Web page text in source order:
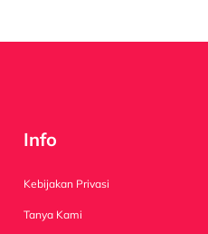
Info
Kebijakan Privasi
Tanya Kami